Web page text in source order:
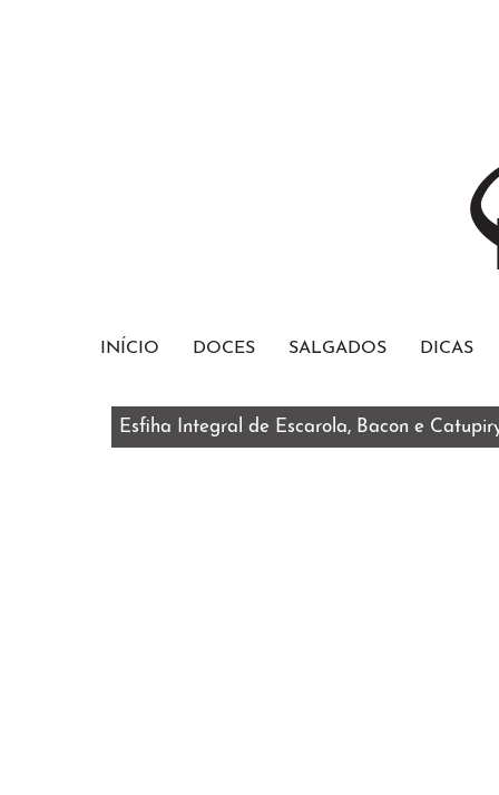
INÍCIO DOCES SALGADOS DICAS
Esfiha Integral de Escarola, Bacon e